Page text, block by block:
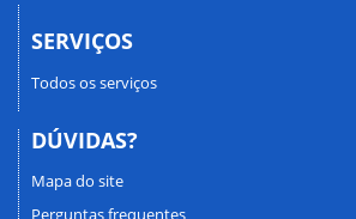
SERVIÇOS
Todos os serviços
DÚVIDAS?
Mapa do site
Perguntas frequentes